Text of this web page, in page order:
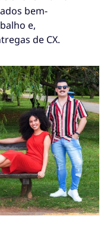
bem-
e,
de CX.